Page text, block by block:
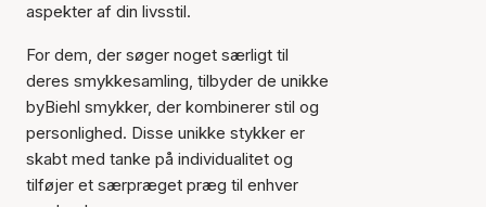
aspekter af din livsstil.
For dem, der søger noget særligt til
deres smykkesamling, tilbyder de unikke
byBiehl smykker, der kombinerer stil og
personlighed. Disse unikke stykker er
skabt med tanke på individualitet og
tilføjer et særpræget præg til enhver